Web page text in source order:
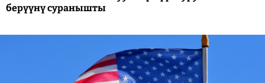
берүүнү суранышты